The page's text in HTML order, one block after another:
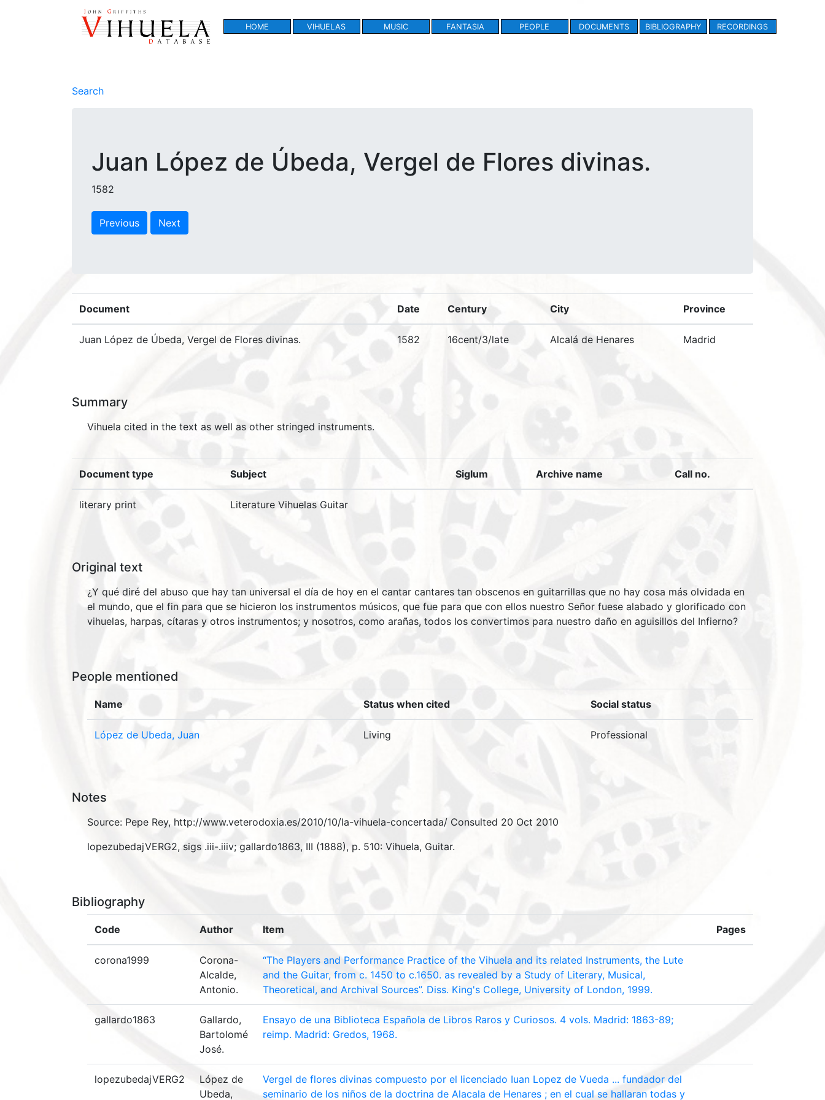
HOME VIHUELAS MUSIC FANTASIA PEOPLE DOCUMENTS BIBLIOGRAPHY RECORDINGS
Search
Juan López de Úbeda, Vergel de Flores divinas.
1582
Previous Next
Document Date Century City Province
Juan López de Úbeda, Vergel de Flores divinas. 1582 16cent/3/late Alcalá de Henares Madrid
Summary
Vihuela cited in the text as well as other stringed instruments.
Document type Subject Siglum Archive name Call no.
literary print Literature Vihuelas Guitar
Original text
¿Y qué diré del abuso que hay tan universal el día de hoy en el cantar cantares tan obscenos en guitarrillas que no hay cosa más olvidada en
el mundo, que el fin para que se hicieron los instrumentos músicos, que fue para que con ellos nuestro Señor fuese alabado y glorificado con
vihuelas, harpas, cítaras y otros instrumentos; y nosotros, como arañas, todos los convertimos para nuestro daño en aguisillos del Infierno?
People mentioned
Name Status when cited Social status
López de Ubeda, Juan Living Professional
Notes
Source: Pepe Rey, http://www.veterodoxia.es/2010/10/la-vihuela-concertada/ Consulted 20 Oct 2010
lopezubedajVERG2, sigs .iii-.iiiv; gallardo1863, III (1888), p. 510: Vihuela, Guitar.
Bibliography
Code Author Item Pages
corona1999
Corona-
Alcalde,
Antonio.
“The Players and Performance Practice of the Vihuela and its related Instruments, the Lute
and the Guitar, from c. 1450 to c.1650. as revealed by a Study of Literary, Musical,
Theoretical, and Archival Sources”. Diss. King's College, University of London, 1999.
gallardo1863
Gallardo,
Bartolomé
José.
Ensayo de una Biblioteca Española de Libros Raros y Curiosos. 4 vols. Madrid: 1863-89;
reimp. Madrid: Gredos, 1968.
lopezubedajVERG2
López de
Ubeda,
Vergel de flores divinas compuesto por el licenciado Iuan Lopez de Vueda ... fundador del
seminario de los niños de la doctrina de Alacala de Henares ; en el cual se hallaran todas y